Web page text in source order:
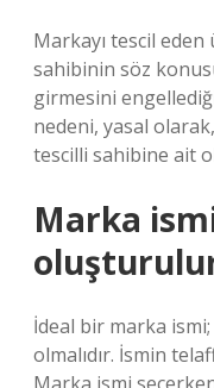
Markayı tescil
sahibinin söz
girmesini
nedeni, yasal
tescilli sahibine ait
Marka
İdeal bir marka ismi;
olmalıdır. İsmin